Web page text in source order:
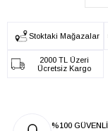
Stoktaki Mağazalar
2000 TL Üzeri
Ücretsiz Kargo
%100 GÜVENLİ